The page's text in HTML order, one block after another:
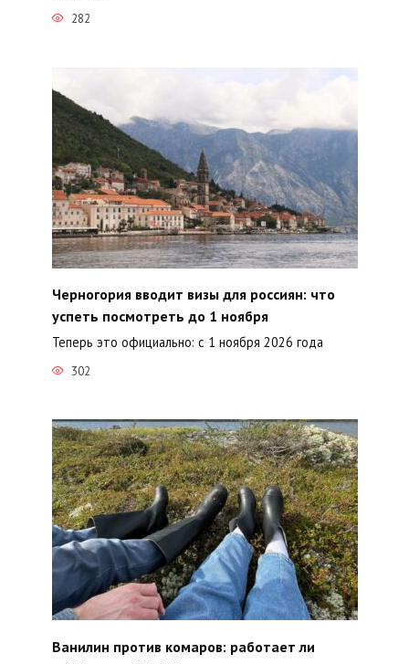
282
Черногория вводит визы для россиян: что
успеть посмотреть до 1 ноября
Теперь это официально: с 1 ноября 2026 года
302
Ванилин против комаров: работает ли